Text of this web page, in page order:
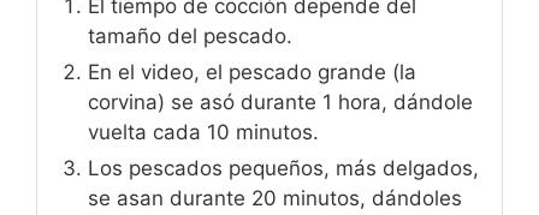
El tiempo de cocción depende del
tamaño del pescado.
En el video, el pescado grande (la
corvina) se asó durante 1 hora, dándole
vuelta cada 10 minutos.
Los pescados pequeños, más delgados,
se asan durante 20 minutos, dándoles